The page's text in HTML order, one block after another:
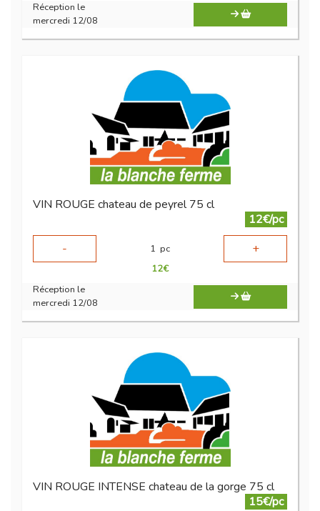
Réception le
mercredi 12/08
VIN ROUGE chateau de peyrel 75 cl
12€/pc
-
1 pc +
12€
Réception le
mercredi 12/08
VIN ROUGE INTENSE chateau de la gorge 75 cl
15€/pc